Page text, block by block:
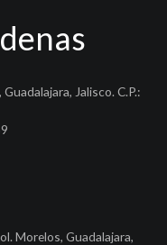
Jalisco. C.P.:
Morelos, Guadalajara,